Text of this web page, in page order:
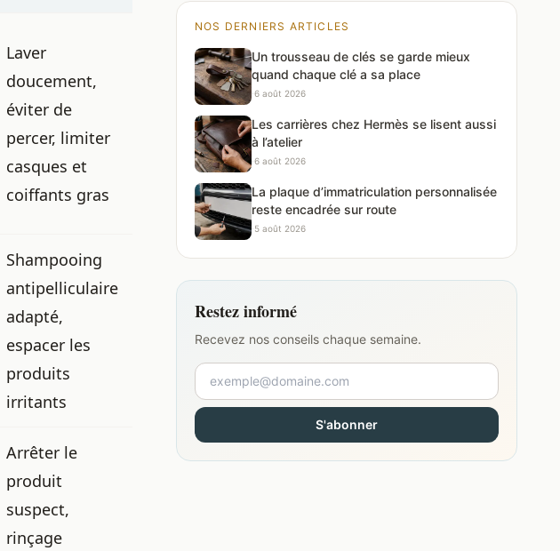
Laver
doucement,
éviter de
percer, limiter
casques et
coiffants gras
Shampooing
antipelliculaire
adapté,
espacer les
produits
irritants
Arrêter le
produit
suspect,
rinçage
NOS DERNIERS ARTICLES
Un trousseau de clés se garde mieux
quand chaque clé a sa place
·6 août 2026
Les carrières chez Hermès se lisent aussi
à l’atelier
·6 août 2026
La plaque d’immatriculation personnalisée
reste encadrée sur route
·5 août 2026
Restez informé
Recevez nos conseils chaque semaine.
S'abonner